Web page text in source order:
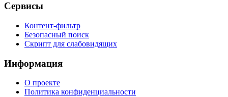
Сервисы
Контент-фильтр
Безопасный поиск
Скрипт для слабовидящих
Информация
О проекте
Политика конфиденциальности